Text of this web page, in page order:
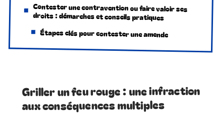
Contester une contravention ou faire valoir ses
droits : démarches et conseils pratiques
Étapes clés pour contester une amende
Griller un feu rouge : une infraction
aux conséquences multiples